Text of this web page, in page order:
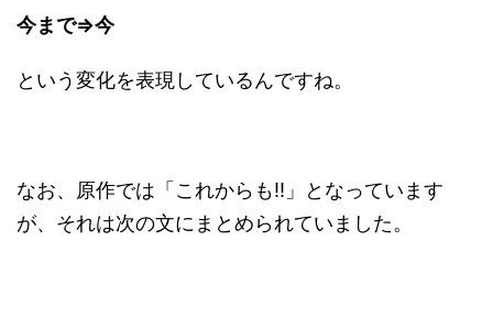
今まで⇒今
という変化を表現しているんですね。
なお、原作では「これからも!!」となっています
が、それは次の文にまとめられていました。